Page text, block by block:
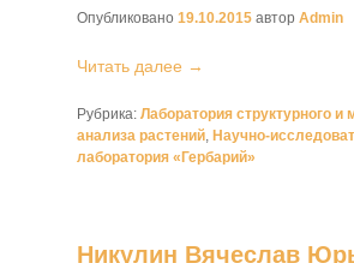
Опубликовано 19.10.2015 автор Admin
Читать далее →
Рубрика: Лаборатория структурного и
анализа растений, Научно-
лаборатория «Гербарий»
Никулин Вячеслав